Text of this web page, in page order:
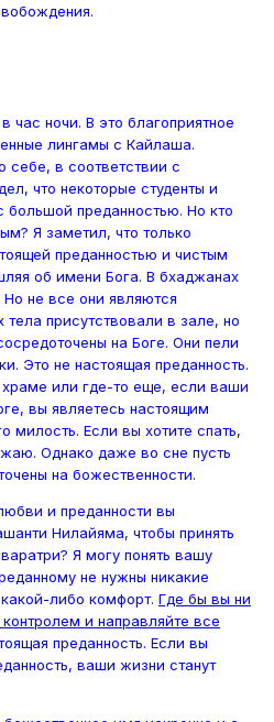
час ночи. В это благоприятное
лингамы с Кайлаша.
себе, в соответствии с
что некоторые студенты и
преданностью. Но кто
Я заметил, что только
преданностью и чистым
об имени Бога. В бхаджанах
не все они являются
присутствовали в зале, но
на Боге. Они пели
Это не настоящая преданность.
или где-то еще, если ваши
вы являетесь настоящим
милость. Если вы хотите спать,
Однако даже во сне пусть
на божественности.
и преданности вы
Нилайяма, чтобы принять
Я могу понять вашу
не нужны никакие
либо комфорт. Где бы вы ни
и направляйте все
преданность. Если вы
ваши жизни станут